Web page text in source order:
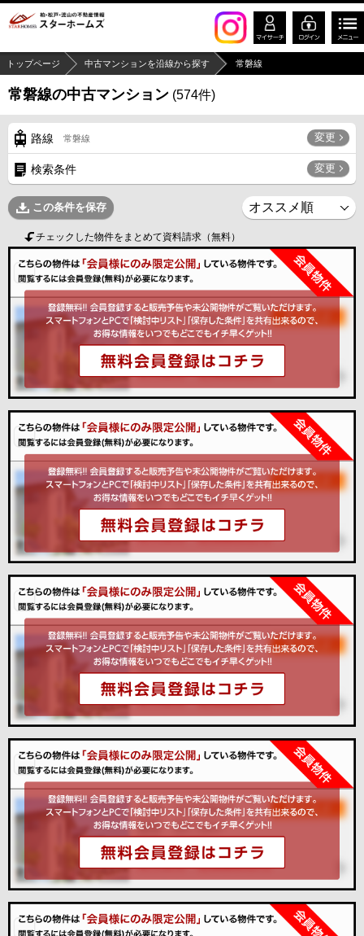
トップページ 中古マンションを沿線から探す 常磐線
常磐線の中古マンション (574件)
路線 常磐線 変更
検索条件 変更
この条件を保存
チェックした物件をまとめて資料請求（無料）